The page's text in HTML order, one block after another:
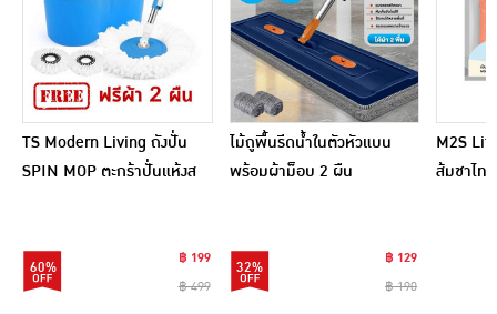
TS Modern Living ถังปั่น
SPIN MOP ตะกร้าปั่นแห้งส
60%
฿ 199
฿ 499
ไม้ถูพื้นรีดน้ำในตัวหัวแบน
พร้อมผ้าม็อบ 2 ผืน
32%
฿ 129
฿ 190
M2S
ส้มชาไท